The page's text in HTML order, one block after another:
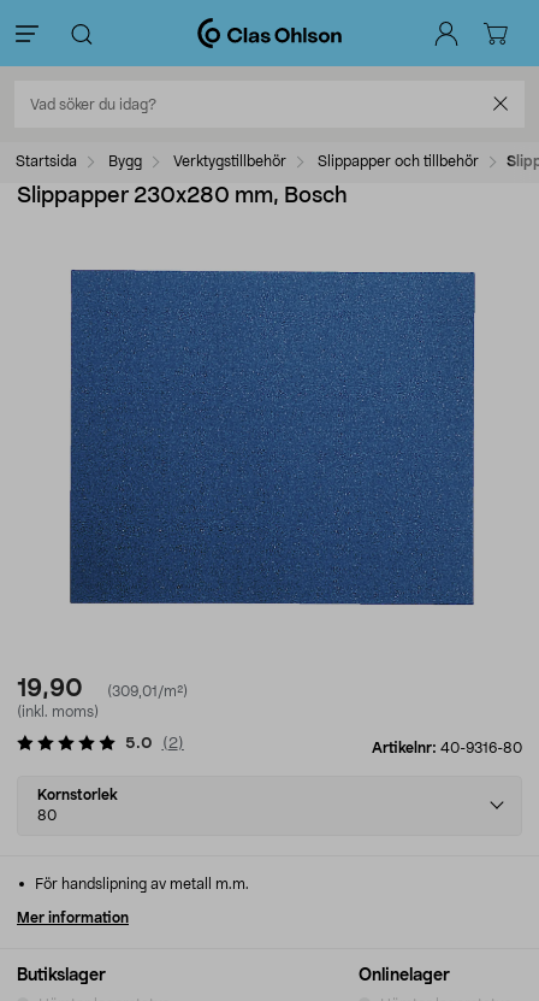
Startsida Bygg Verktygstillbehör Slippapper och tillbehör
Slippapper 230x280 mm, Bosch
19,90
(309,01/m²)
(inkl. moms)
Artikelnr: 40-9316-80
5.0 ( 2)
Select
variant
Kornstorlek
80
Butikslager Onlinelager
För handslipning av metall m.m.
Mer information